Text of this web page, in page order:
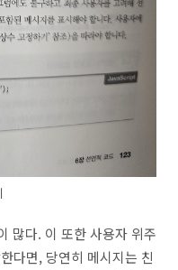
많다. 이 또한 사용자 위주
다면, 당연히 메시지는 친